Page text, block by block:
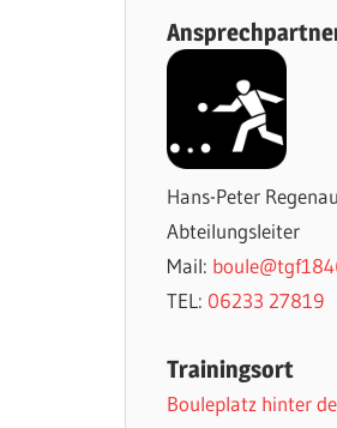
Hans-Peter
Abteilungsleiter
Mail:
TEL: 06233 27819
Trainingsort
Bouleplatz hinter